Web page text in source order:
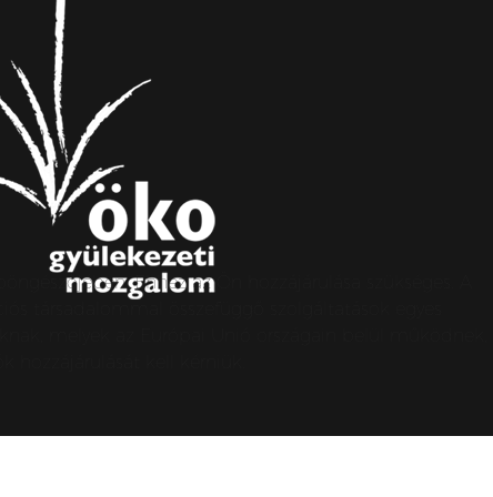
Ehhez az Ön hozzájárulása szükséges. A
társadalommal összefüggő szolgáltatások egyes
melyek az Európai Unió országain belül működnek,
hozzájárulását kell kérniük.